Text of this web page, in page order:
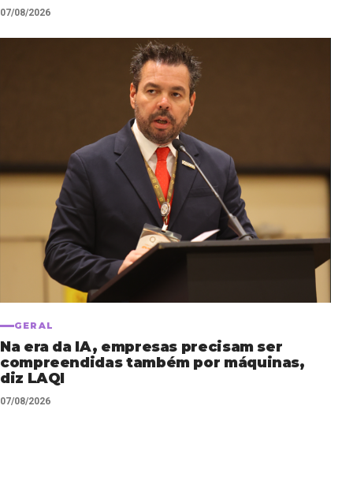
07/08/2026
GERAL
Na era da IA, empresas precisam ser
compreendidas também por máquinas,
diz LAQI
07/08/2026